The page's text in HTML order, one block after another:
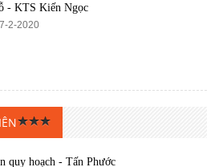
- KTS Kiến Ngọc
2-2020
quy hoạch - Tấn Phước